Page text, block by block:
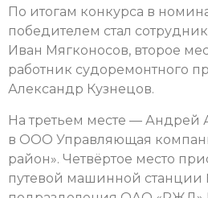
По итогам конкурса в
победителем стал
Иван Мягконосов, второе
работник судоремонтного
Александр Кузнецов.
На третьем месте — Андрей
в ООО Управляющая
район». Четвёртое место
путевой машинной станции